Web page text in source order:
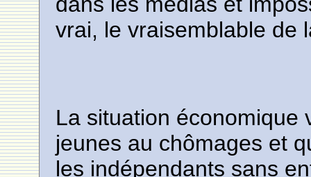
vrai, le vraisemblable de
La situation économique
jeunes au chômages et
les indépendants sans